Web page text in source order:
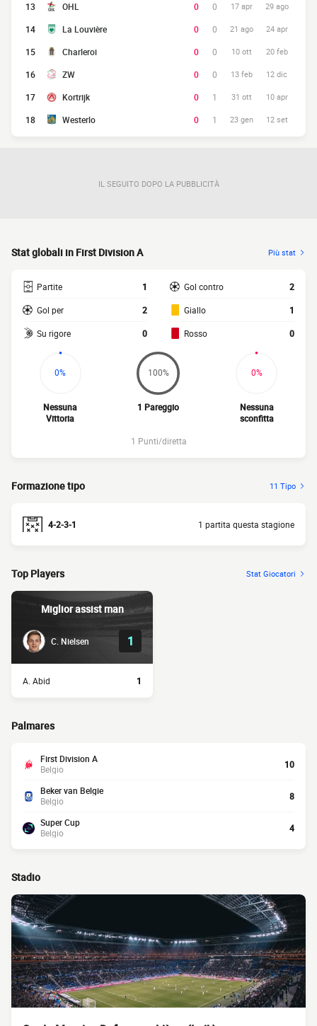
13 OHL 0 0 17 apr 29 ago
14 La Louvière 0 0 21 ago 24 apr
15 Charleroi 0 0 10 ott 20 feb
16 ZW 0 0 13 feb 12 dic
17 Kortrijk 0 1 31 ott 10 apr
18 Westerlo 0 1 23 gen 12 set
IL SEGUITO DOPO LA PUBBLICITÀ
Stat globali in First Division A Più stat
Partite 1
Gol per 2
Su rigore 0
Gol contro 2
Giallo 1
Rosso 0
0%
Nessuna
Vittoria
100%
1 Pareggio
0%
Nessuna
sconfitta
1 Punti/diretta
Formazione tipo 11 Tipo
4-2-3-1 1 partita questa stagione
Top Players Stat Giocatori
Miglior assist man
C. Nielsen 1
A. Abid 1
Palmares
First Division A
Belgio
10
Beker van Belgie
Belgio
8
Super Cup
Belgio
4
Stadio